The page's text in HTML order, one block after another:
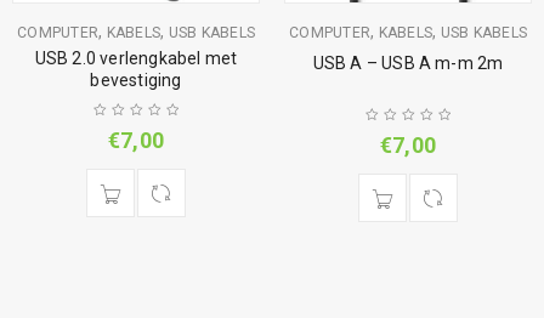
COMPUTER, KABELS, USB KABELS
USB 2.0 verlengkabel met
bevestiging
€7,00
COMPUTER, KABELS, USB KABELS
USB A – USB A m-m 2m
€7,00